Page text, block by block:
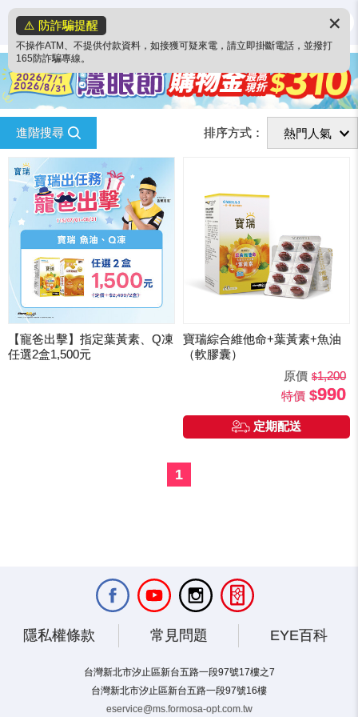
⚠️ 防詐騙提醒
不操作ATM、不提供付款資料，如接獲可疑來電，請立即掛斷電話，並撥打
165防詐騙專線。
✕
進階搜尋 排序方式：
【寵爸出擊】指定葉黃素、Q凍
任選2盒1,500元
寶瑞綜合維他命+葉黃素+魚油
（軟膠囊）
原價
1,200
特價
990
定期配送
1
隱私權條款 常見問題 EYE百科
台灣新北市汐止區新台五路一段97號17樓之7
台灣新北市汐止區新台五路一段97號16樓
eservice@ms.formosa-opt.com.tw